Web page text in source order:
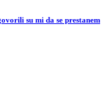
su mi da se prestanem